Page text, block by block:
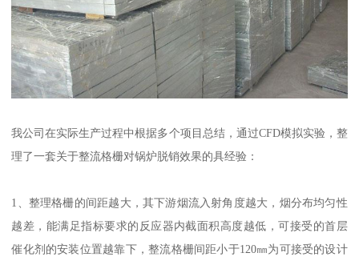
我公司在实际生产过程中根据多个项目总结，通过CFD模拟实验，整
理了一套关于整流格栅对锅炉脱销效果的具经验：
1、整理格栅的间距越大，其下游烟流入射角度越大，烟分布均匀性
越差，能满足指标要求的反应器内截面积高度越低，可接受的首层
催化剂的安装位置越靠下，整流格栅间距小于120㎜为可接受的设计